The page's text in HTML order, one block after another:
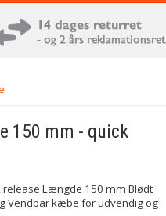
150 mm - quick
release Længde 150 mm Blødt
Vendbar kæbe for udvendig og